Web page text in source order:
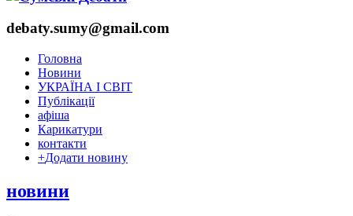
debaty.sumy@gmail.com
Головна
Новини
УКРАЇНА І СВІТ
Публікації
афіша
Карикатури
контакти
+Додати новину
новини